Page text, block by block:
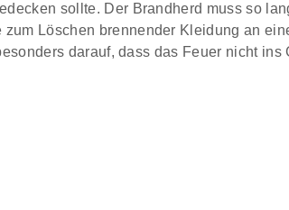
sollte. Der Brandherd muss so
Löschen brennender Kleidung an
darauf, dass das Feuer nicht